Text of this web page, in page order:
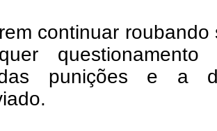
continuar
punições e a